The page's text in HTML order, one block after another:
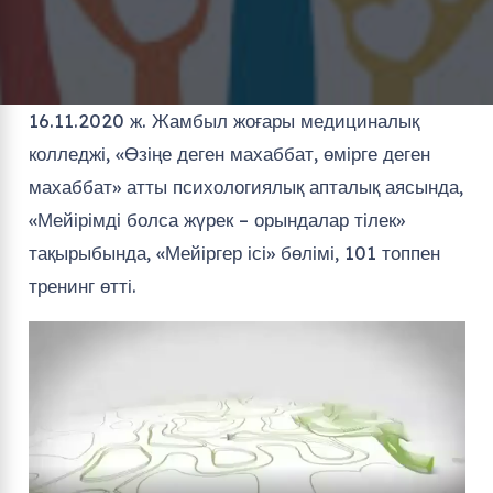
16.11.2020 ж. Жамбыл жоғары медициналық
колледжі, «Өзіңе деген махаббат, өмірге деген
махаббат» атты психологиялық апталық аясында,
«Мейірімді болса жүрек – орындалар тілек»
тақырыбында, «Мейіргер ісі» бөлімі, 101 топпен
тренинг өтті.